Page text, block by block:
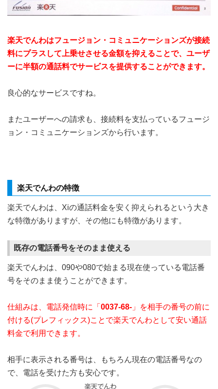
楽天でんわはフュージョン・コミュニケーションズが接続
料にプラスして上乗せさせる金額を抑えることで、ユーザ
ーに半額の通話料でサービスを提供することができます。
良心的なサービスですね。
またユーザーへの請求も、接続料を支払っているフュージ
ョン・コミュニケーションズから行います。
楽天でんわの特徴
楽天でんわは、Xiの通話料金を安く抑えられるという大き
な特徴がありますが、その他にも特徴があります。
既存の電話番号をそのまま使える
楽天でんわは、090や080で始まる現在使っている電話番
号をそのまま使うことができます。
仕組みは、電話発信時に「 0037-68- 」を相手の番号の前に
付ける(プレフィックス)ことで楽天でんわとして安い通話
料金で利用できます。
相手に表示される番号は、もちろん現在の電話番号なの
で、電話を受けた方も安心です。